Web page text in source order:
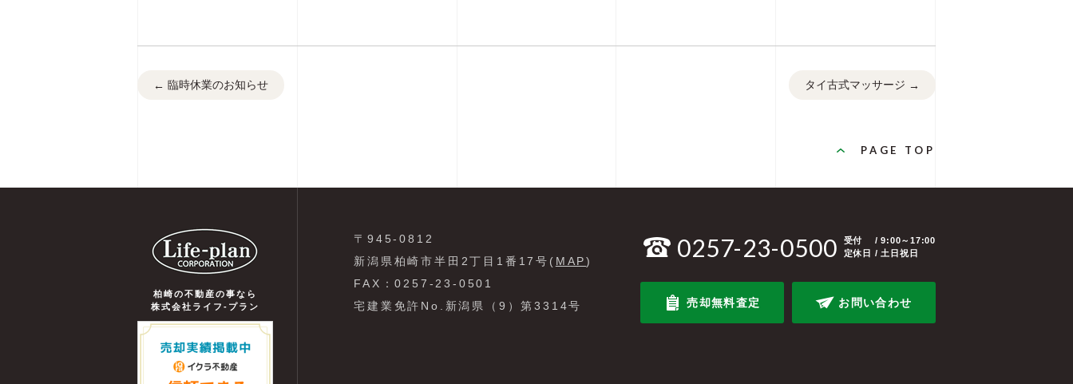
← 臨時休業のお知らせ タイ古式マッサージ →
PAGE TOP
柏崎の不動産の事なら
株式会社ライフ-プラン
〒945-0812
新潟県柏崎市半田2丁目1番17号( MAP)
FAX：0257-23-0501
宅建業免許No.新潟県（9）第3314号
0257-23-0500 受付
/ 9:00～17:00
定休日 / 土日祝日
売却無料査定 お問い合わせ